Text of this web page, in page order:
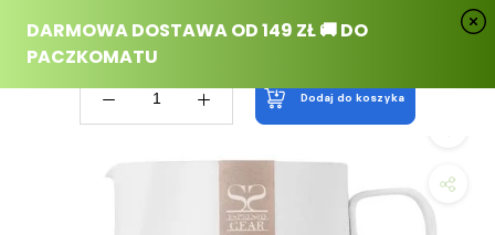
treści
dodaj do koszyka